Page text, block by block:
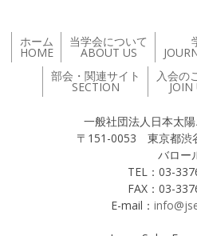
ホーム
HOME
当学会について
ABOUT US
部会・関連サイト
SECTION
入会の
JOIN
一般社団法人日本太
〒151-0053 東京都渋
バロール代
TEL：03-
FAX：03-
E-mail：